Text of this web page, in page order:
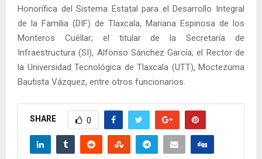
Honorífica del Sistema Estatal para el Desarrollo Integral
de la Familia (DIF) de Tlaxcala, Mariana Espinosa de los
Monteros Cuéllar; el titular de la Secretaría de
Infraestructura (SI), Alfonso Sánchez García; el Rector de
la Universidad Tecnológica de Tlaxcala (UTT), Moctezuma
Bautista Vázquez, entre otros funcionarios.
SHARE 0